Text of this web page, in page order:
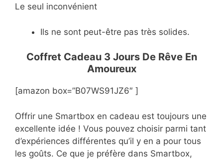
Le seul inconvénient
Ils ne sont peut-être pas très solides.
Coffret Cadeau 3 Jours De Rêve En
Amoureux
[amazon box=”B07WS91JZ6″ ]
Offrir une Smartbox en cadeau est toujours une
excellente idée ! Vous pouvez choisir parmi tant
d’expériences différentes qu’il y en a pour tous
les goûts. Ce que je préfère dans Smartbox,